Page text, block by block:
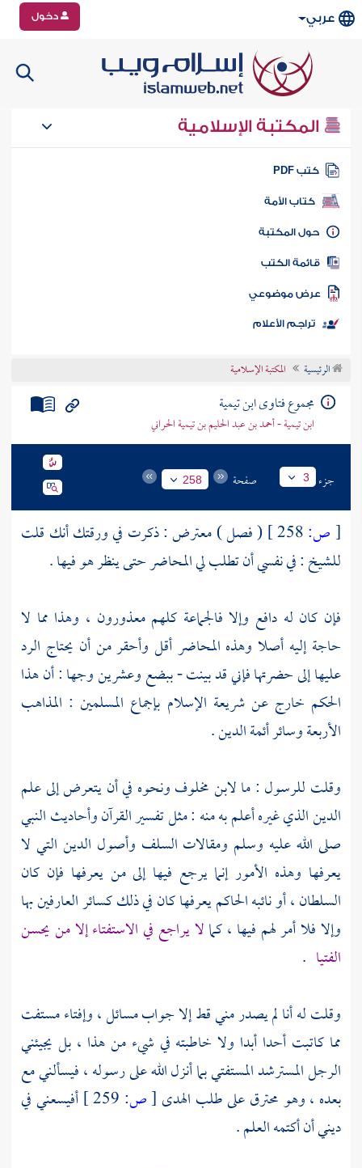
عربي دخول
المكتبة الإسلامية
كتب PDF
كتاب الأمة
المكتبة
الكتب
موضوعي
تراجم الأعلام
الرئيسية المكتبة الإسلامية
مجموع فتاوى ابن تيمية
ابن تيمية - أحمد بن عبد الحليم بن تيمية الحراني
جزء 3 صفحة 258
[ص:
( فصل ) معترض : ذكرت في ورقتك أنك قلت
للشيخ : في نفسي أن تطلب لي المحاضر حتى ينظر هو فيها .
فإن كان له دافع وإلا فالجماعة كلهم معذورون ، وهذا مما لا
حاجة إليه أصلا وهذه المحاضر أقل وأحقر من أن يحتاج الرد
عليها إلى حضرتها فإني قد بينت - ببضع وعشرين وجها : أن هذا
الحكم خارج عن شريعة الإسلام بإجماع المسلمين : المذاهب
الأربعة وسائر أئمة الدين .
وقلت للرسول : مالابن مخلوفونحوه في أن يتعرض إلى علم
الدين الذي غيره أعلم به منه : مثل تفسير القرآن وأحاديث النبي
صلى الله عليه وسلم ومقالات السلف وأصول الدين التي لا
يعرفها وهذه الأمور إنما يرجع فيها إلى من يعرفها فإن كان
السلطان ، أو نائبه الحاكم يعرفها كان في ذلك كسائر العارفين بها
وإلا فلا أمر لهم فيها ، كمالا يراجع في الاستفتاء إلا من يحسن
الفتيا .
وقلت له أنا لم يصدر مني قط إلا جواب مسائل ، وإفتاء مستفت
مما كاتبت أحدا أبدا ولا خاطبته في شيء من هذا ، بل يجيئني
الرجل المسترشد المستفتي بما أنزل الله على رسوله ، فيسألني مع
بعده ، وهو محترق على طلب الهدى [ص:
أفيسعني في
ديني أن أكتمه العلم .